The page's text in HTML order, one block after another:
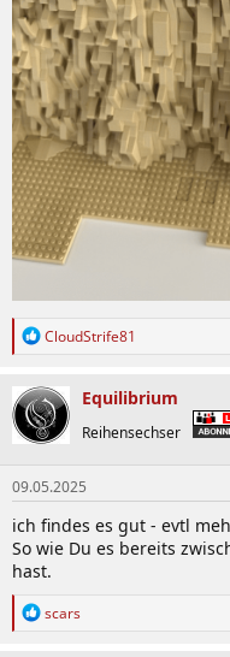
R
k
t
i
o
n
e
n
:
CloudStrife81
Equilibrium
Reihensechser
09.05.2025
ich findes es gut - evtl
So wie Du es bereits
hast.
R
scars